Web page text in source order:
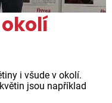
i všude v okolí.
jsou například